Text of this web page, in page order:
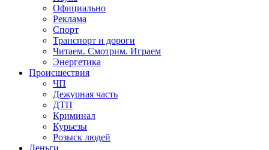
Официально
Реклама
Спорт
Транспорт и дороги
Читаем. Смотрим. Играем
Энергетика
Происшествия
ЧП
Дежурная часть
ДТП
Криминал
Курьезы
Розыск людей
Деньги